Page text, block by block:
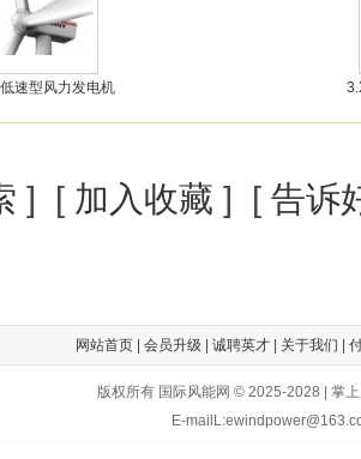
速型风力发电机
] [ 加入收藏 ] [ 告诉
网站首页| 会员升级 诚聘英才| 关于我们
版权所有 国际风能网 © 2025-2028 | 掌
E-